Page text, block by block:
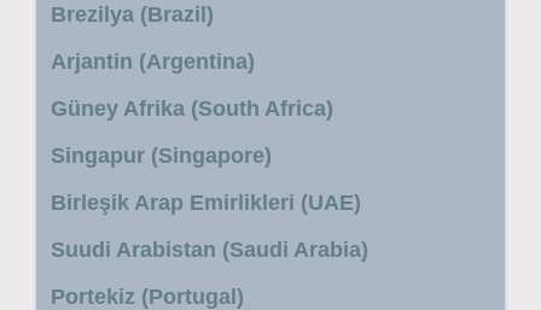
Brezilya (Brazil)
Arjantin (Argentina)
Güney Afrika (South Africa)
Singapur (Singapore)
Birleşik Arap Emirlikleri (UAE)
Suudi Arabistan (Saudi Arabia)
Portekiz (Portugal)